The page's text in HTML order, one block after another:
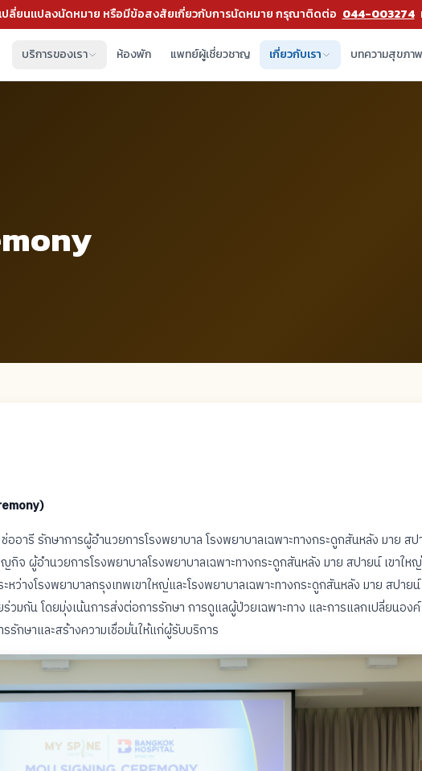
ปลี่ยนแปลงนัดหมาย หรือมีข้อสงสัยเกี่ยวกับการนัดหมาย กรุณาติดต่อ 044-003274
บริการของเรา ห้องพัก แพทย์ผู้เชี่ยวชาญ เกี่ยวกับเรา บทความสุขภาพ
อารี รักษาการผู้อำนวยการโรงพยาบาล โรงพยาบาลเฉพาะทางกระดูกสันหลัง มาย ส
จ ผู้อำนวยการโรงพยาบาลโรงพยาบาลเฉพาะทางกระดูกสันหลัง มาย สปายน์ เขาให
ว่างโรงพยาบาลกรุงเทพเขาใหญ่และโรงพยาบาลเฉพาะทางกระดูกสันหลัง มาย สปายน์
มกัน โดยมุ่งเน้นการส่งต่อการรักษา การดูแลผู้ป่วยเฉพาะทาง และการแลกเปลี่ยนองค์
กษาและสร้างความเชื่อมั่นให้แก่ผู้รับบริการ